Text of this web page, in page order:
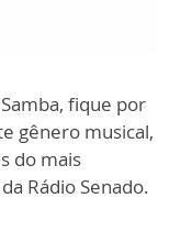
fique por
gênero musical,
do mais
Rádio Senado.